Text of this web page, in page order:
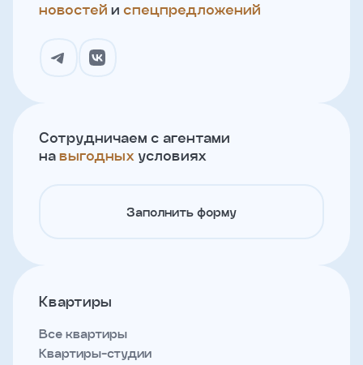
новостей и спецпредложений
Сотрудничаем с агентами
на выгодных условиях
Заполнить форму
Квартиры
Все квартиры
Квартиры-студии